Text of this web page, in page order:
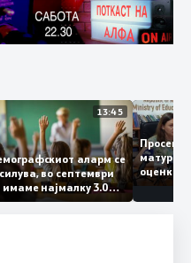
13:45
Демографскиот аларм се
засилува, во септември
ќе имаме најмалку 3.000
првачиња помалку